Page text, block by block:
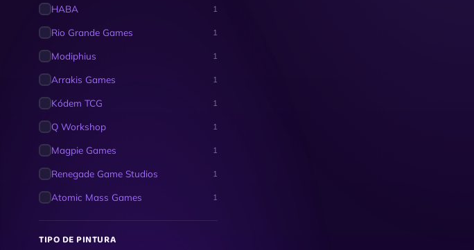
HABA 1
Rio Grande Games 1
Modiphius 1
Arrakis Games 1
Kódem TCG 1
Q Workshop 1
Magpie Games 1
Renegade Game Studios 1
Atomic Mass Games 1
TIPO DE PINTURA